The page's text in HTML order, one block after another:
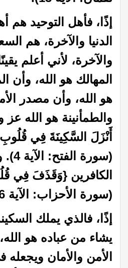
إذًا، فأهل التوحيد هم
الدنيا والآخرة، هم
والآخرة، لأني أعلم
المهالك هو الله،
هو الله، وأن مصدر
والطمأنينة هو الله
أَنْزَلَ السَّكِينَةَ فِي
(سورة
الكافرين {وَقَذَفَ فِي
(سورة الأحزاب: الآية 26).
إذًا، فالذي يملك
يشاء من عباده هو
الأمن والأمان ويجعله